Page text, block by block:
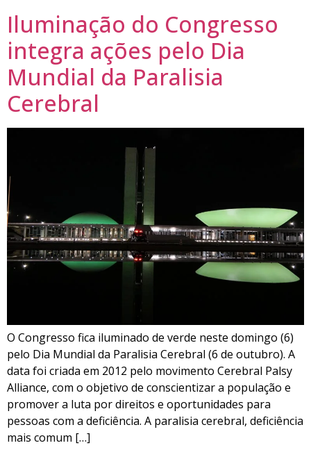
Iluminação do Congresso
integra ações pelo Dia
Mundial da Paralisia
Cerebral
O Congresso fica iluminado de verde neste domingo (6)
pelo Dia Mundial da Paralisia Cerebral (6 de outubro). A
data foi criada em 2012 pelo movimento Cerebral Palsy
Alliance, com o objetivo de conscientizar a população e
promover a luta por direitos e oportunidades para
pessoas com a deficiência. A paralisia cerebral, deficiência
mais comum […]